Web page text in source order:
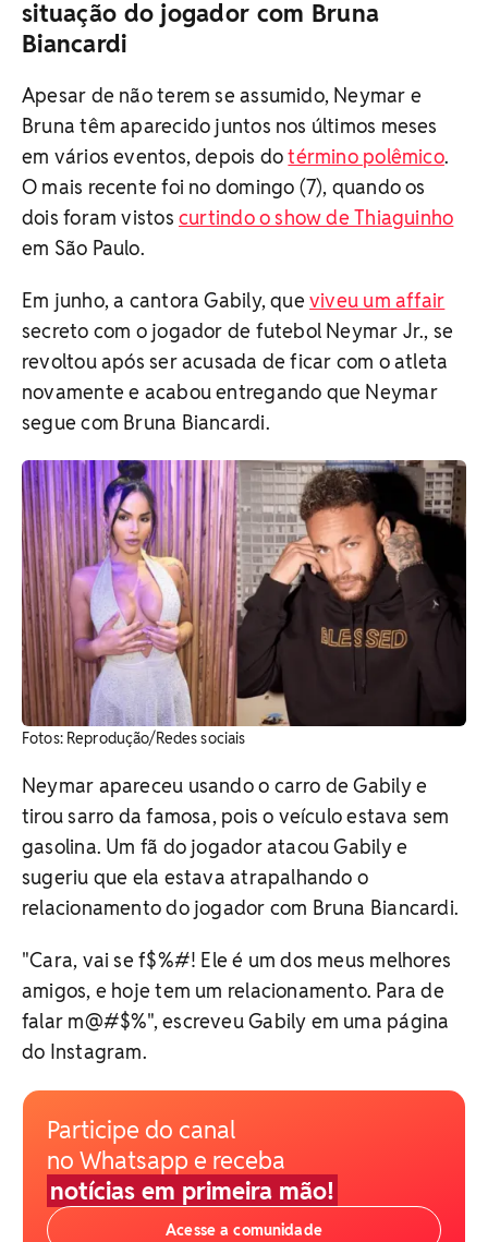
situação do jogador com Bruna
Biancardi
Apesar de não terem se assumido, Neymar e
Bruna têm aparecido juntos nos últimos meses
em vários eventos, depois dotérmino polêmico.
O mais recente foi no domingo (7), quando os
dois foram vistos curtindo o show de Thiaguinho
em São Paulo.
Em junho, a cantora Gabily, queviveu um affair
secreto com o jogador de futebol Neymar Jr., se
revoltou após ser acusada de ficar com o atleta
novamente e acabou entregando que Neymar
segue com Bruna Biancardi.
Fotos: Reprodução/Redes sociais
Neymar apareceu usando o carro de Gabily e
tirou sarro da famosa, pois o veículo estava sem
gasolina. Um fã do jogador atacou Gabily e
sugeriu que ela estava atrapalhando o
relacionamento do jogador com Bruna Biancardi.
"Cara, vai se f$%#! Ele é um dos meus melhores
amigos, e hoje tem um relacionamento. Para de
falar m@#$%", escreveu Gabily em uma página
do Instagram.
Participe do canal
no Whatsapp e receba
notícias em primeira mão!
Acesse a comunidade